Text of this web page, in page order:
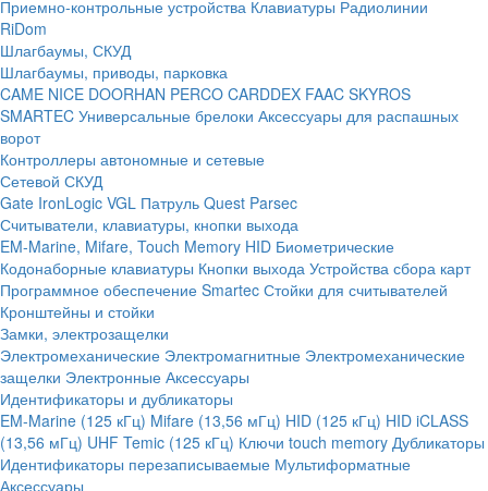
Приемно-контрольные устройства Клавиатуры Радиолинии
RiDom
Шлагбаумы, СКУД
Шлагбаумы, приводы, парковка
CAME NICE DOORHAN PERCO CARDDEX FAAC SKYROS
SMARTEC Универсальные брелоки Аксессуары для распашных
ворот
Контроллеры автономные и сетевые
Сетевой СКУД
Gate IronLogic VGL Патруль Quest Parsec
Считыватели, клавиатуры, кнопки выхода
EM-Marine, Mifare, Touch Memory HID Биометрические
Кодонаборные клавиатуры Кнопки выхода Устройства сбора карт
Программное обеспечение Smartec Стойки для считывателей
Кронштейны и стойки
Замки, электрозащелки
Электромеханические Электромагнитные Электромеханические
защелки Электронные Аксессуары
Идентификаторы и дубликаторы
EM-Marine (125 кГц) Mifare (13,56 мГц) HID (125 кГц) HID iCLASS
(13,56 мГц) UHF Temic (125 кГц) Ключи touch memory Дубликаторы
Идентификаторы перезаписываемые Мультиформатные
Аксессуары